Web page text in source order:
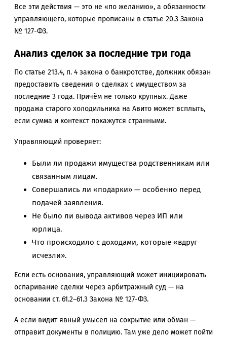
Все эти действия — это не «по желанию», а обязанности
управляющего, которые прописаны в статье 20.3 Закона
№ 127-ФЗ.
Анализ сделок за последние три года
По статье 213.4, п. 4 закона о банкротстве, должник обязан
предоставить сведения о сделках с имуществом за
последние 3 года. Причём не только крупных. Даже
продажа старого холодильника на Авито может всплыть,
если сумма и контекст покажутся странными.
Управляющий проверяет:
Были ли продажи имущества родственникам или
связанным лицам.
Совершались ли «подарки» — особенно перед
подачей заявления.
Не было ли вывода активов через ИП или
юрлица.
Что происходило с доходами, которые «вдруг
исчезли».
Если есть основания, управляющий может инициировать
оспаривание сделки через арбитражный суд — на
основании ст. 61.2–61.3 Закона № 127-ФЗ.
А если видит явный умысел на сокрытие или обман —
отправит документы в полицию. Там уже дело может пойти